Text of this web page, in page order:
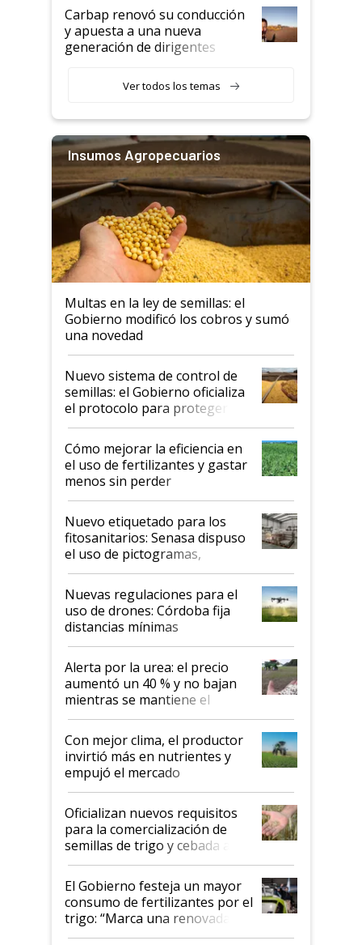
Carbap renovó su conducción
y apuesta a una nueva
generación de dirigentes
Ver todos los temas
Insumos Agropecuarios
Multas en la ley de semillas: el
Gobierno modificó los cobros y sumó
una novedad
Nuevo sistema de control de
semillas: el Gobierno oficializa
el protocolo para proteger la
propiedad intelectual
Cómo mejorar la eficiencia en
el uso de fertilizantes y gastar
menos sin perder
productividad en la campaña
fina
Nuevo etiquetado para los
fitosanitarios: Senasa dispuso
el uso de pictogramas,
palabras de advertencia e
indicaciones
Nuevas regulaciones para el
uso de drones: Córdoba fija
distancias mínimas
Alerta por la urea: el precio
aumentó un 40 % y no bajan
mientras se mantiene el
conflicto en Medio Oriente
Con mejor clima, el productor
invirtió más en nutrientes y
empujó el mercado
Oficializan nuevos requisitos
para la comercialización de
semillas de trigo y cebada a
granel
El Gobierno festeja un mayor
consumo de fertilizantes por el
trigo: “Marca una renovada
confianza de los productores”